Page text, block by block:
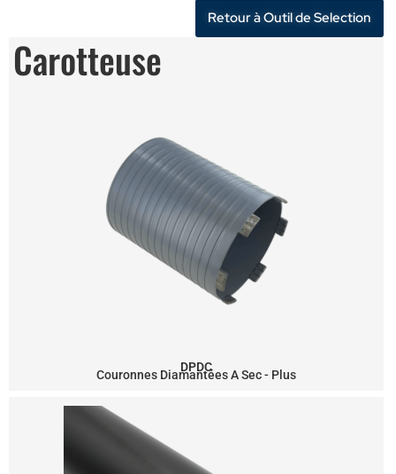
Retour à Outil de Selection
Carotteuse
DPDC
Couronnes Diamantées A Sec - Plus